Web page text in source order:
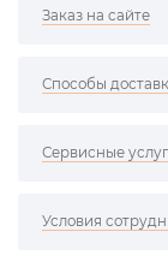
Заказ на сайте
Способы
Сервисные
Условия